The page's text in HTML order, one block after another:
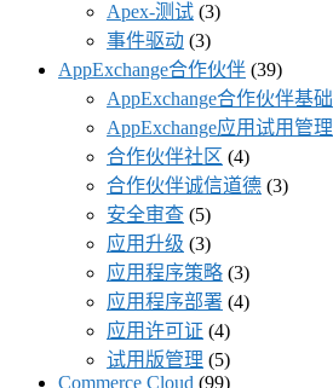
Apex-测试 (3)
事件驱动 (3)
AppExchange合作伙伴 (39)
AppExchange合作伙伴基础
AppExchange应用试用管理
合作伙伴社区 (4)
合作伙伴诚信道德 (3)
安全审查 (5)
应用升级 (3)
应用程序策略 (3)
应用程序部署 (4)
应用许可证 (4)
试用版管理 (5)
Commerce Cloud (99)